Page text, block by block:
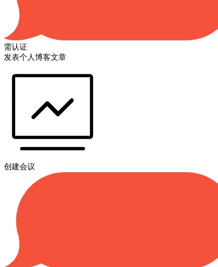
需认证
发表个人博客文章
创建会议